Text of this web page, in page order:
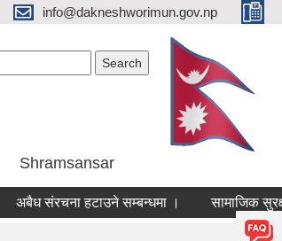
info@dakneshworimun.gov.np
Shramsansar
अबैध संरचना हटाउने सम्बन्धमा । सामाजिक सुरक्षा